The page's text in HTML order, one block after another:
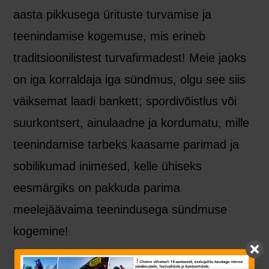
aasta pikkusega ürituste turvamise ja
teenindamise kogemuse, mis erineb
traditsioonilistest turvafirmadest! Meie jaoks
on iga korraldaja iga sündmus, olgu see siis
väiksemat laadi bankett; spordivõistlus või
suurkontsert, ainulaadne ja kordumatu, mille
teenindamise tarbeks kaasame parimad ja
sobilikumad inimesed, kelle ühiseks
eesmärgiks on pakkuda parima
meelejäävaima teenindusega sündmuse
kogemine!